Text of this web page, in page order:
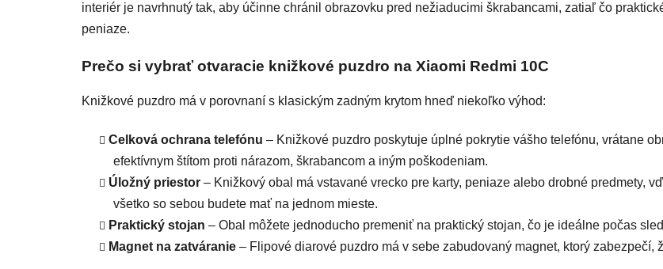
interiér je navrhnutý tak, aby účinne chránil obrazovku pred nežiaducimi škrabancami, zatiaľ čo
peniaze.
Prečo si vybrať otvaracie knižkové puzdro na Xiaomi Redmi 10C
Knižkové puzdro má v porovnaní s klasickým zadným krytom hneď niekoľko výhod:
Celková ochrana telefónu – Knižkové puzdro poskytuje úplné pokrytie vášho telefónu, vrátane
efektívnym štítom proti nárazom, škrabancom a iným poškodeniam.
Úložný priestor – Knižkový obal má vstavané vrecko pre karty, peniaze alebo drobné predmety,
všetko so sebou budete mať na jednom mieste.
Praktický stojan – Obal môžete jednoducho premeniť na praktický stojan, čo je ideálne počas
Magnet na zatváranie – Flipové diarové puzdro má v sebe zabudovaný magnet, ktorý zabezpečí,